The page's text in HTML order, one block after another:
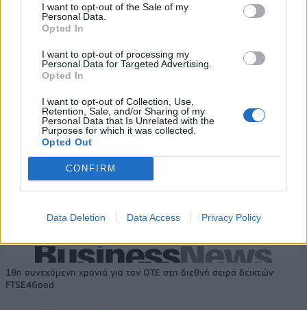
I want to opt-out of the Sale of my
Personal Data.
Opted In
I want to opt-out of processing my
Personal Data for Targeted Advertising.
Opted In
I want to opt-out of Collection, Use,
Retention, Sale, and/or Sharing of my
Personal Data that Is Unrelated with the
Purposes for which it was collected.
Opted Out
CONFIRM
Data Deletion Data Access Privacy Policy
χαρτοφυλάκιο έργων ΑΠΕ άνω
των 2 GW σε Πολωνία και
Ουγγαρία
αιτήσεων ανεξάρτητα από το
τελευταίο ψηφίο του ΑΦΜ
Νέο Audi A2 e-tron με στόχο την κορυφή της αποδοτικότητας
Η Chery επενδύει 75 εκατ.
δολάρια στην KG Mobility
συνεχίζουν μαζί: Ανανέωση της
2028
18η συνεχόμενη χρονιά για τον ΟΤΕ στη διεθνή σειρά δεικτών
FTSE4Good